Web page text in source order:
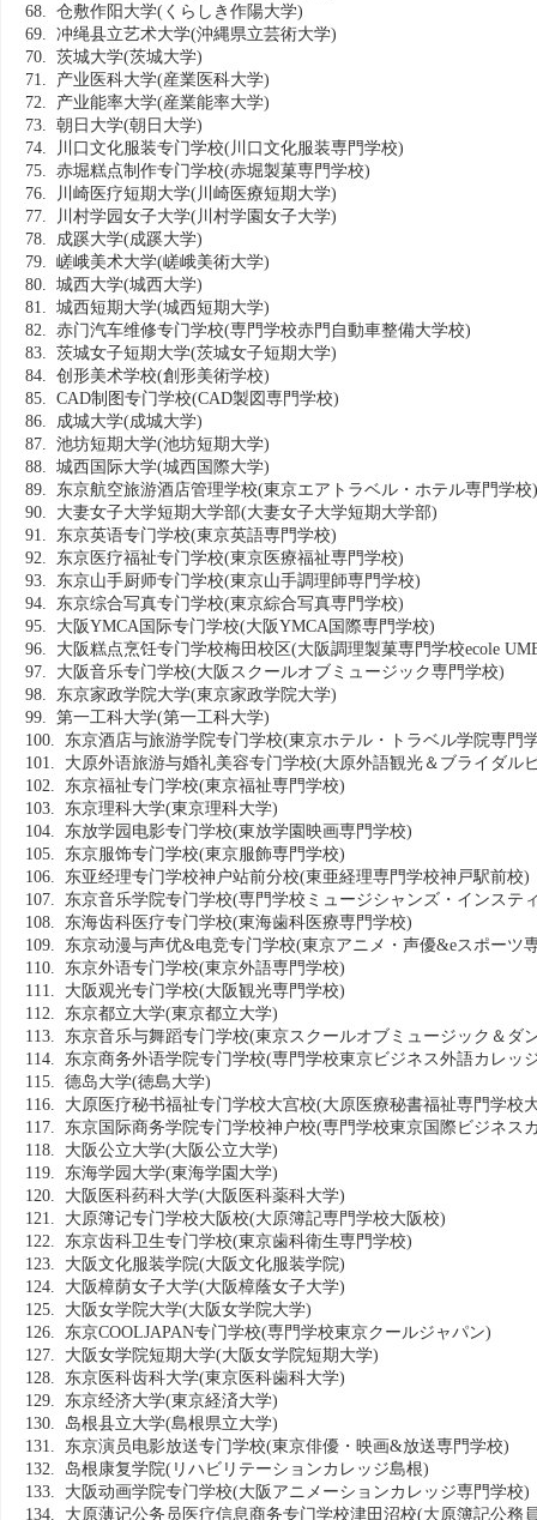
68. 仓敷作阳大学(くらしき作陽大学)
69. 冲绳县立艺术大学(沖縄県立芸術大学)
70. 茨城大学(茨城大学)
71. 产业医科大学(産業医科大学)
72. 产业能率大学(産業能率大学)
73. 朝日大学(朝日大学)
74. 川口文化服装专门学校(川口文化服装専門学校)
75. 赤堀糕点制作专门学校(赤堀製菓専門学校)
76. 川崎医疗短期大学(川崎医療短期大学)
77. 川村学园女子大学(川村学園女子大学)
78. 成蹊大学(成蹊大学)
79. 嵯峨美术大学(嵯峨美術大学)
80. 城西大学(城西大学)
81. 城西短期大学(城西短期大学)
82. 赤门汽车维修专门学校(専門学校赤門自動車整備大学校)
83. 茨城女子短期大学(茨城女子短期大学)
84. 创形美术学校(創形美術学校)
85. CAD制图专门学校(CAD製図専門学校)
86. 成城大学(成城大学)
87. 池坊短期大学(池坊短期大学)
88. 城西国际大学(城西国際大学)
89. 东京航空旅游酒店管理学校(東京エアトラベル・ホテル専門学校)
90. 大妻女子大学短期大学部(大妻女子大学短期大学部)
91. 东京英语专门学校(東京英語専門学校)
92. 东京医疗福祉专门学校(東京医療福祉専門学校)
93. 东京山手厨师专门学校(東京山手調理師専門学校)
94. 东京综合写真专门学校(東京綜合写真専門学校)
95. 大阪YMCA国际专门学校(大阪YMCA国際専門学校)
96. 大阪糕点烹饪专门学校梅田校区(大阪調理製菓専門学校ecole
97. 大阪音乐专门学校(大阪スクールオブミュージック専門学校)
98. 东京家政学院大学(東京家政学院大学)
99. 第一工科大学(第一工科大学)
100. 东京酒店与旅游学院专门学校(東京ホテル・トラベル学院専門
101. 大原外语旅游与婚礼美容专门学校(大原外語観光＆ブライダル
102. 东京福祉专门学校(東京福祉専門学校)
103. 东京理科大学(東京理科大学)
104. 东放学园电影专门学校(東放学園映画専門学校)
105. 东京服饰专门学校(東京服飾専門学校)
106. 东亚经理专门学校神户站前分校(東亜経理専門学校神戸駅前校)
107. 东京音乐学院专门学校(専門学校ミュージシャンズ・インステ
108. 东海齿科医疗专门学校(東海歯科医療専門学校)
109. 东京动漫与声优&电竞专门学校(東京アニメ・声優&eスポーツ
110. 东京外语专门学校(東京外語専門学校)
111. 大阪观光专门学校(大阪観光専門学校)
112. 东京都立大学(東京都立大学)
113. 东京音乐与舞蹈专门学校(東京スクールオブミュージック＆ダ
114. 东京商务外语学院专门学校(専門学校東京ビジネス外語カレッ
115. 德岛大学(徳島大学)
116. 大原医疗秘书福祉专门学校大宫校(大原医療秘書福祉専門学校
117. 东京国际商务学院专门学校神户校(専門学校東京国際ビジネス
118. 大阪公立大学(大阪公立大学)
119. 东海学园大学(東海学園大学)
120. 大阪医科药科大学(大阪医科薬科大学)
121. 大原簿记专门学校大阪校(大原簿記専門学校大阪校)
122. 东京齿科卫生专门学校(東京歯科衛生専門学校)
123. 大阪文化服装学院(大阪文化服装学院)
124. 大阪樟荫女子大学(大阪樟蔭女子大学)
125. 大阪女学院大学(大阪女学院大学)
126. 东京COOLJAPAN专门学校(専門学校東京クールジャパン)
127. 大阪女学院短期大学(大阪女学院短期大学)
128. 东京医科齿科大学(東京医科歯科大学)
129. 东京经济大学(東京経済大学)
130. 岛根县立大学(島根県立大学)
131. 东京演员电影放送专门学校(東京俳優・映画&放送専門学校)
132. 岛根康复学院(リハビリテーションカレッジ島根)
133. 大阪动画学院专门学校(大阪アニメーションカレッジ専門学校)
134. 大原薄记公务员医疗信息商务专门学校津田沼校(大原簿記公務